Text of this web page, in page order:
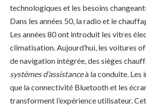
technologiques et les besoins
Dans les années 50, la radio et le
Les années 80 ont introduit les vitres
climatisation. Aujourd’hui, les voitures
de navigation intégrée, des sièges
systèmes d’assistanceà la conduite. Les
que la connectivité Bluetooth et les
transforment l’expérience utilisateur.